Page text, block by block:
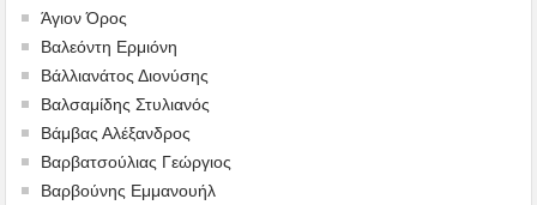
Άγιον Όρος
Βαλεόντη Ερμιόνη
Βάλλιανάτος Διονύσης
Βαλσαμίδης Στυλιανός
Βάμβας Αλέξανδρος
Βαρβατσούλιας Γεώργιος
Βαρβούνης Εμμανουήλ